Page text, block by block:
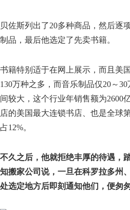
贝佐斯列出了20多种商品，然后逐
制品，最后他选定了先卖书籍。
书籍特别适于在网上展示，而且美
130万种之多，而音乐制品仅20～
间较大，这个行业年销售额为2600
店的美国最大连锁书店、也是全球
占12%。
不久之后，他就拒绝丰厚的待遇，
知搬家公司说，一旦在科罗拉多州
处选定地方后即刻通知他们，便匆